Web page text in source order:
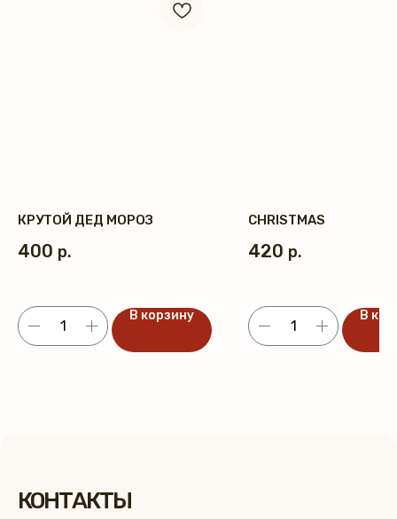
КРУТОЙ ДЕД МОРОЗ
400 р.
В корзину
CHRISTMAS
420 р.
В
КОНТАКТЫ